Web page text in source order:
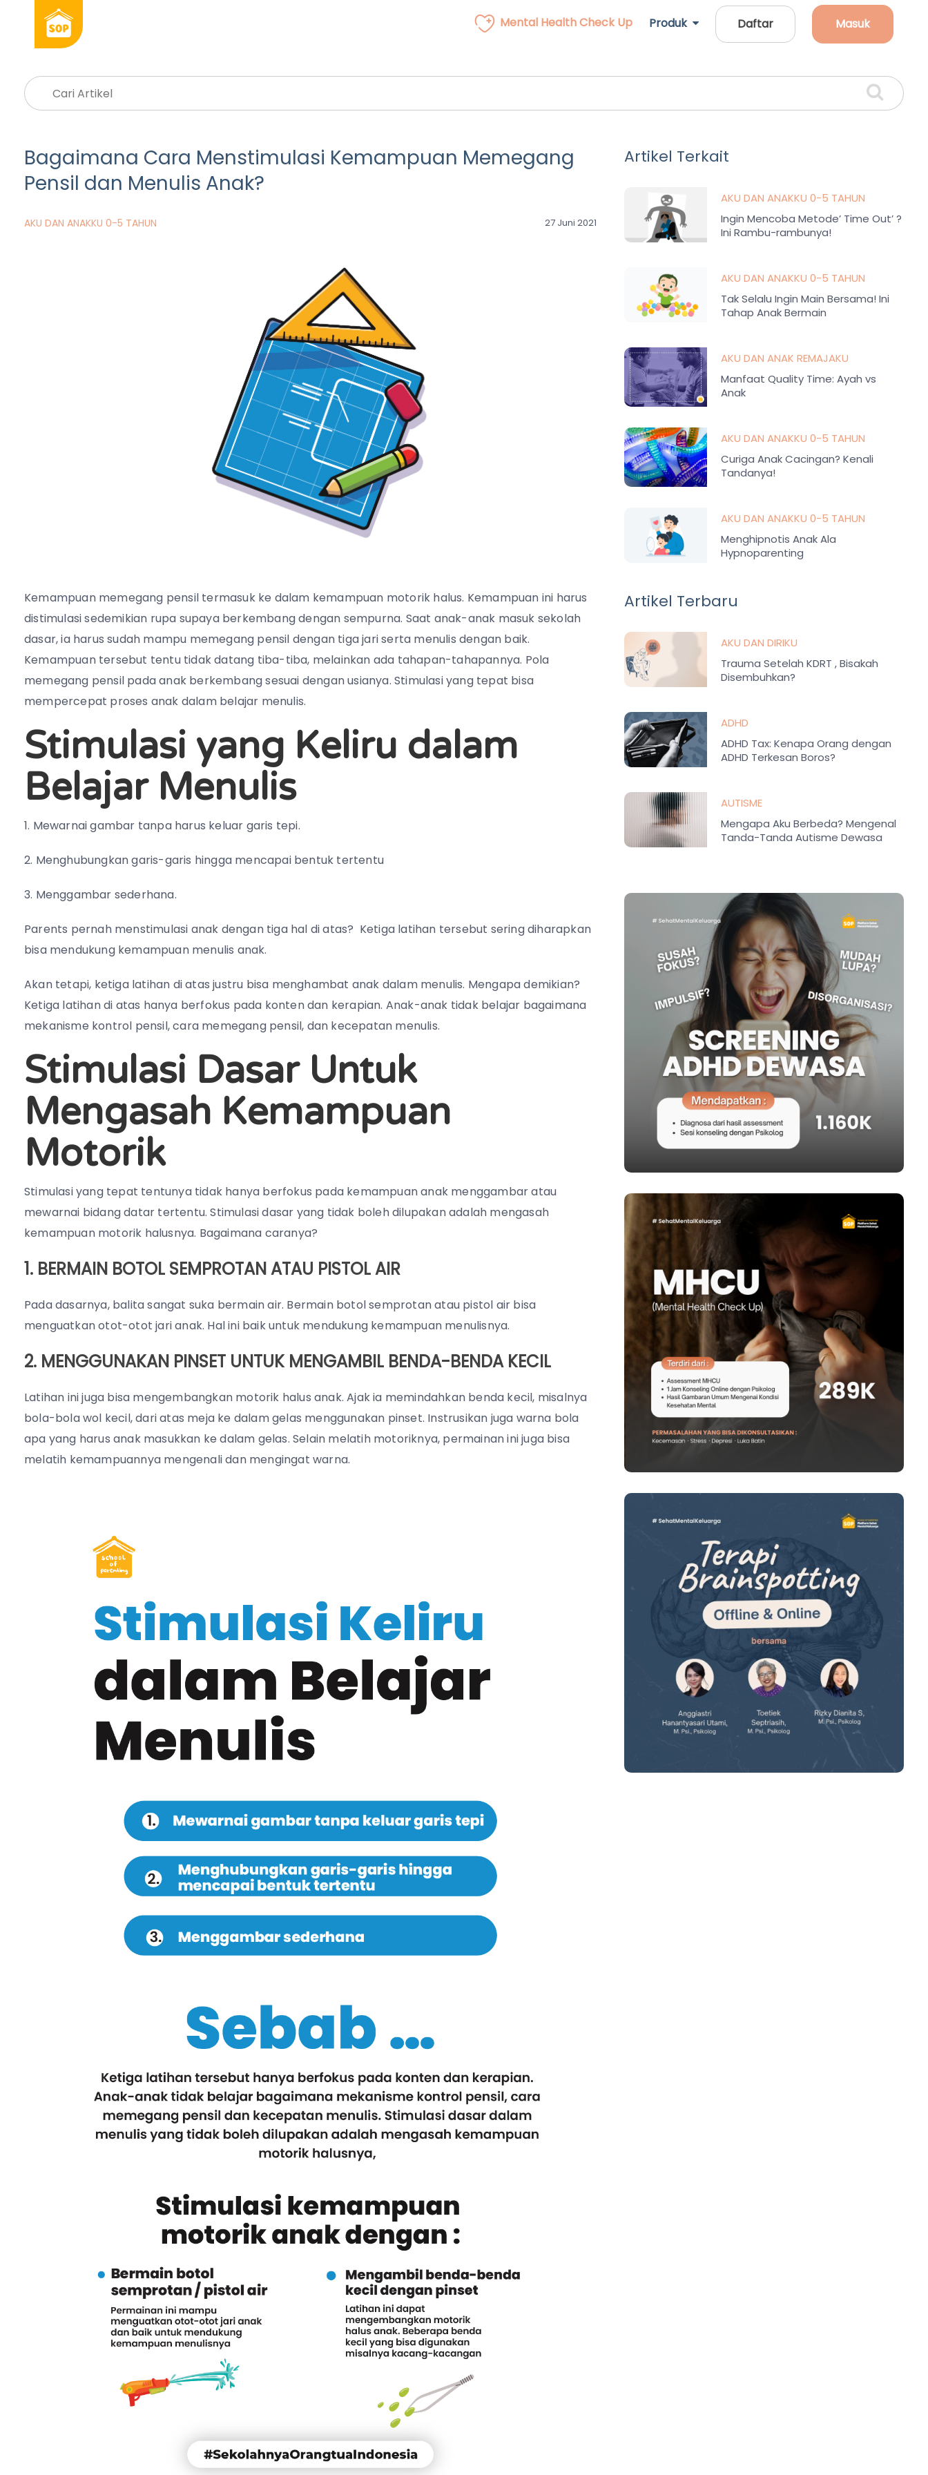
Mental Health Check Up Produk Daftar Masuk
Bagaimana Cara Menstimulasi Kemampuan Memegang
Pensil dan Menulis Anak?
AKU DAN ANAKKU 0-5 TAHUN 27 Juni 2021
Kemampuan memegang pensil termasuk ke dalam kemampuan motorik halus. Kemampuan ini harus
distimulasi sedemikian rupa supaya berkembang dengan sempurna. Saat anak-anak masuk sekolah
dasar, ia harus sudah mampu memegang pensil dengan tiga jari serta menulis dengan baik.
Kemampuan tersebut tentu tidak datang tiba-tiba, melainkan ada tahapan-tahapannya. Pola
memegang pensil pada anak berkembang sesuai dengan usianya. Stimulasi yang tepat bisa
mempercepat proses anak dalam belajar menulis.
Stimulasi yang Keliru dalam
Belajar Menulis
1. Mewarnai gambar tanpa harus keluar garis tepi.
2. Menghubungkan garis-garis hingga mencapai bentuk tertentu
3. Menggambar sederhana.
Parents pernah menstimulasi anak dengan tiga hal di atas? Ketiga latihan tersebut sering diharapkan
bisa mendukung kemampuan menulis anak.
Akan tetapi, ketiga latihan di atas justru bisa menghambat anak dalam menulis. Mengapa demikian?
Ketiga latihan di atas hanya berfokus pada konten dan kerapian. Anak-anak tidak belajar bagaimana
mekanisme kontrol pensil, cara memegang pensil, dan kecepatan menulis.
Stimulasi Dasar Untuk
Mengasah Kemampuan
Motorik
Stimulasi yang tepat tentunya tidak hanya berfokus pada kemampuan anak menggambar atau
mewarnai bidang datar tertentu. Stimulasi dasar yang tidak boleh dilupakan adalah mengasah
kemampuan motorik halusnya. Bagaimana caranya?
1. BERMAIN BOTOL SEMPROTAN ATAU PISTOL AIR
Pada dasarnya, balita sangat suka bermain air. Bermain botol semprotan atau pistol air bisa
menguatkan otot-otot jari anak. Hal ini baik untuk mendukung kemampuan menulisnya.
2. MENGGUNAKAN PINSET UNTUK MENGAMBIL BENDA-BENDA KECIL
Latihan ini juga bisa mengembangkan motorik halus anak. Ajak ia memindahkan benda kecil, misalnya
bola-bola wol kecil, dari atas meja ke dalam gelas menggunakan pinset. Instrusikan juga warna bola
apa yang harus anak masukkan ke dalam gelas. Selain melatih motoriknya, permainan ini juga bisa
melatih kemampuannya mengenali dan mengingat warna.
Artikel Terkait
AKU DAN ANAKKU 0-5 TAHUN
Ingin Mencoba Metode’ Time Out’ ?
Ini Rambu-rambunya!
AKU DAN ANAKKU 0-5 TAHUN
Tak Selalu Ingin Main Bersama! Ini
Tahap Anak Bermain
AKU DAN ANAK REMAJAKU
Manfaat Quality Time: Ayah vs
Anak
AKU DAN ANAKKU 0-5 TAHUN
Curiga Anak Cacingan? Kenali
Tandanya!
AKU DAN ANAKKU 0-5 TAHUN
Menghipnotis Anak Ala
Hypnoparenting
Artikel Terbaru
AKU DAN DIRIKU
Trauma Setelah KDRT , Bisakah
Disembuhkan?
ADHD
ADHD Tax: Kenapa Orang dengan
ADHD Terkesan Boros?
AUTISME
Mengapa Aku Berbeda? Mengenal
Tanda-Tanda Autisme Dewasa